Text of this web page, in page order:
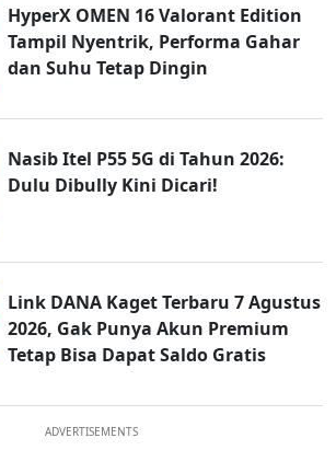
HyperX OMEN 16 Valorant Edition
Tampil Nyentrik, Performa Gahar
dan Suhu Tetap Dingin
Nasib Itel P55 5G di Tahun 2026:
Dulu Dibully Kini Dicari!
Link DANA Kaget Terbaru 7 Agustus
2026, Gak Punya Akun Premium
Tetap Bisa Dapat Saldo Gratis
ADVERTISEMENTS